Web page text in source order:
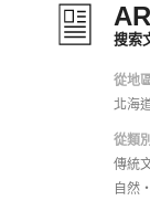
搜索
從地
北海
從類別
傳統
自然